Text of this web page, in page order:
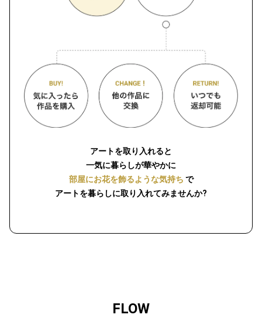
アートを取り入れると
一気に暮らしが華やかに
部屋にお花を飾るような気持ち で
アートを暮らしに取り入れてみませんか?
FLOW